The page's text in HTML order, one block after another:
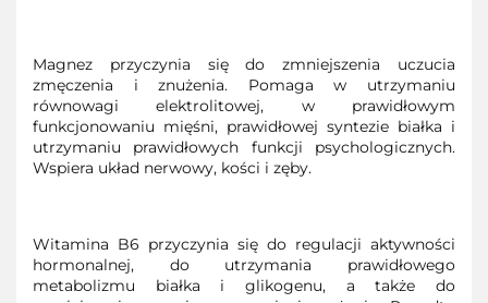
Magnez przyczynia się do zmniejszenia uczucia
zmęczenia i znużenia. Pomaga w utrzymaniu
równowagi elektrolitowej, w prawidłowym
funkcjonowaniu mięśni, prawidłowej syntezie białka i
utrzymaniu prawidłowych funkcji psychologicznych.
Wspiera układ nerwowy, kości i zęby.
Witamina B6 przyczynia się do regulacji aktywności
hormonalnej, do utrzymania prawidłowego
metabolizmu białka i glikogenu, a także do